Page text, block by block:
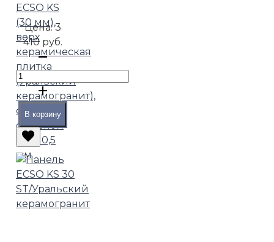
ECSO KS
(30 мм),
верх
керамическая
плитка
(Уральский
керамогранит),
снизу
стальной
лист 0,5
мм
Цена:3
410 руб.
В корзину